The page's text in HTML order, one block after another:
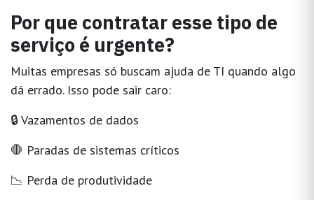
Por que contratar esse tipo de
serviço é urgente?
Muitas empresas só buscam ajuda de TI quando algo
dá errado. Isso pode sair caro:
🔒 Vazamentos de dados
🛑 Paradas de sistemas críticos
📉 Perda de produtividade